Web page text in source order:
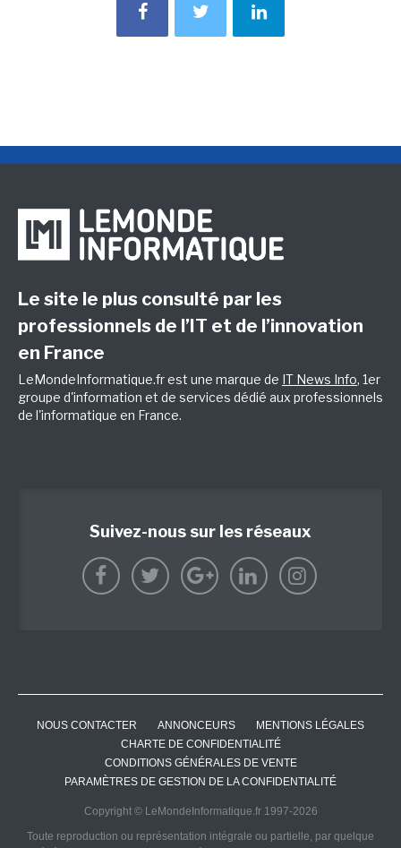
Le site le plus consulté par les
professionnels de l’IT et de l’innovation
en France
LeMondeInformatique.fr est une marque de IT News Info, 1er
groupe d'information et de services dédié aux professionnels
de l'informatique en France.
Suivez-nous sur les réseaux
NOUS CONTACTER ANNONCEURS
MENTIONS LÉGALES
CHARTE DE CONFIDENTIALITÉ
CONDITIONS GÉNÉRALES DE VENTE
PARAMÈTRES DE GESTION DE LA CONFIDENTIALITÉ
Copyright © LeMondeInformatique.fr 1997-2026
Toute reproduction ou représentation intégrale ou partielle, par quelque